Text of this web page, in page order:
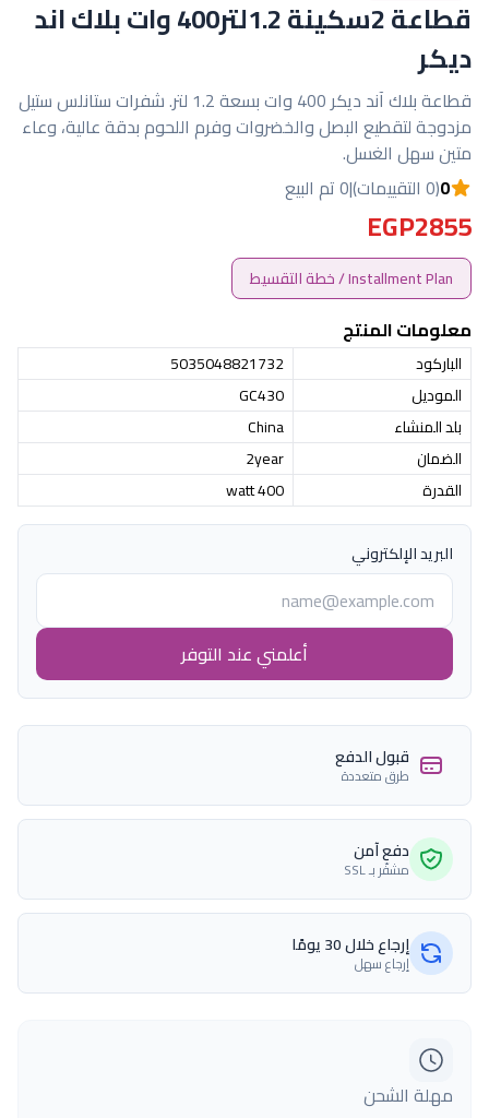
قطاعة 2سكينة 1.2لتر400 وات بلاك اند
ديكر
قطاعة بلاك آند ديكر 400 وات بسعة 1.2 لتر. شفرات ستانلس ستيل
مزدوجة لتقطيع البصل والخضروات وفرم اللحوم بدقة عالية، وعاء
متين سهل الغسل.
0(0 التقييمات) |0 تم البيع
EGP2855
Installment Plan / خطة التقسيط
معلومات المنتج
الباركود
5035048821732
الموديل
GC430
بلد المنشاء
China
الضمان
2year
القدرة
400 watt
البريد الإلكتروني
أعلمني عند التوفر
قبول الدفع
طرق متعددة
دفع آمن
مشفّر بـ SSL
إرجاع خلال 30 يومًا
إرجاع سهل
مهلة الشحن